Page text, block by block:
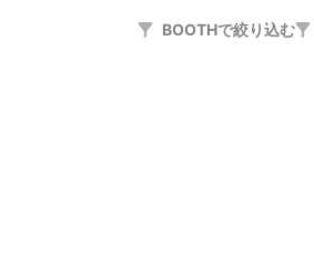
BOOTHで絞り込む